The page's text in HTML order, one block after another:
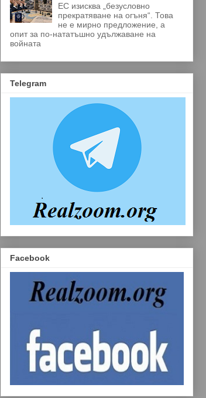
ЕС изисква „безусловно
прекратяване на огъня“. Това
не е мирно предложение, а
опит за по-нататъшно удължаване на
войната
Telegram
Facebook